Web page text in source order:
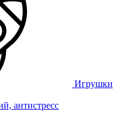
Игрушки
антистресс